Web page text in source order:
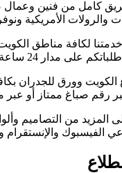
كامل من فنين وعمال
والرولات الأمريكية
لكافة مناطق
أيام الأسبوع ونعمل في أيام الحظر
الكويت وورق للجدران
رقم صباغ ممتاز أو عبر
المزيد من التصاميم
الفيسبوك والإنستقرام